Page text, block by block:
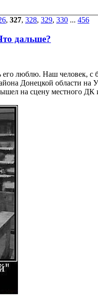
, 327, 328, 329, 330 ... 456
дальше?
люблю. Наш человек,
Донецкой области на
на сцену местного ДК